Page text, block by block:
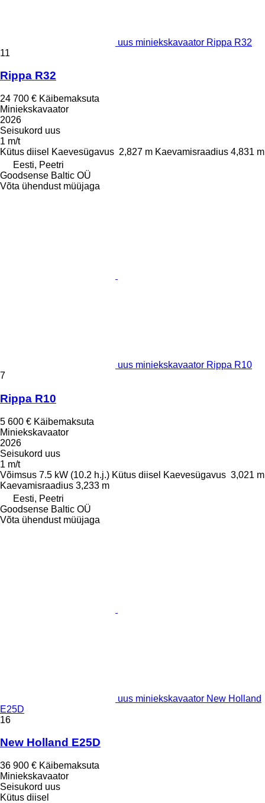
uus miniekskavaator Rippa R32
11
Rippa R32
24 700 € Käibemaksuta
Miniekskavaator
2026
Seisukord uus
1 m/t
Kütus diisel Kaevesügavus 2,827 m Kaevamisraadius 4,831 m
Eesti, Peetri
Goodsense Baltic OÜ
Võta ühendust müüjaga
uus miniekskavaator Rippa R10
7
Rippa R10
5 600 € Käibemaksuta
Miniekskavaator
2026
Seisukord uus
1 m/t
Võimsus 7.5 kW (10.2 h.j.) Kütus diisel Kaevesügavus 3,021 m
Kaevamisraadius 3,233 m
Eesti, Peetri
Goodsense Baltic OÜ
Võta ühendust müüjaga
uus miniekskavaator New Holland
E25D
16
New Holland E25D
36 900 € Käibemaksuta
Miniekskavaator
Seisukord uus
Kütus diisel